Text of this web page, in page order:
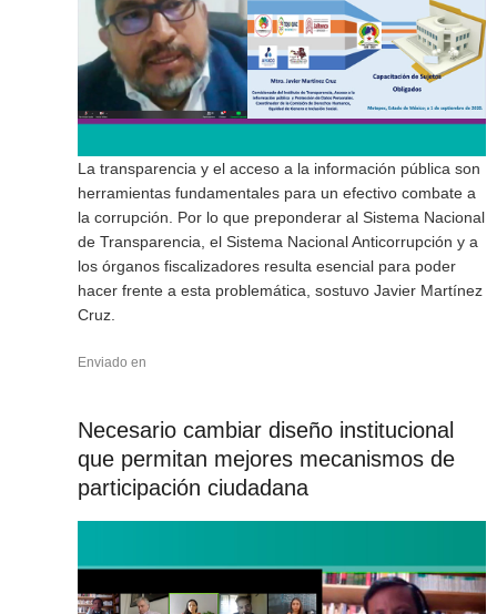
La transparencia y el acceso a la información pública son
herramientas fundamentales para un efectivo combate a
la corrupción. Por lo que preponderar al Sistema Nacional
de Transparencia, el Sistema Nacional Anticorrupción y a
los órganos fiscalizadores resulta esencial para poder
hacer frente a esta problemática, sostuvo Javier Martínez
Cruz.
Enviado en
Necesario cambiar diseño institucional
que permitan mejores mecanismos de
participación ciudadana